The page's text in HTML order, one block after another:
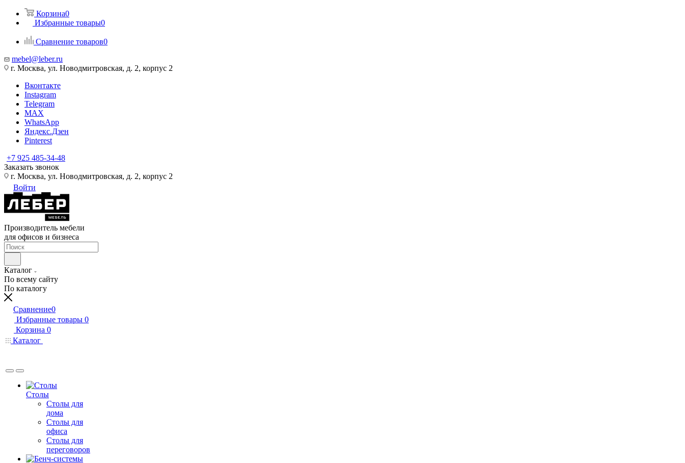
Корзина0
Избранные товары0
Сравнение товаров0
mebel@leber.ru
г. Москва, ул. Новодмитровская, д. 2, корпус 2
Вконтакте
Instagram
Telegram
MAX
WhatsApp
Яндекс.Дзен
Pinterest
+7 925 485-34-48
Заказать звонок
г. Москва, ул. Новодмитровская, д. 2, корпус 2
Войти
Производитель мебели
для офисов и бизнеса
Каталог
По всему сайту
По каталогу
Сравнение0
Избранные товары 0
Корзина 0
Каталог
Столы
Столы для
дома
Столы для
офиса
Столы для
переговоров